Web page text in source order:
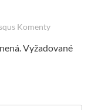
Komenty
Vyžadované